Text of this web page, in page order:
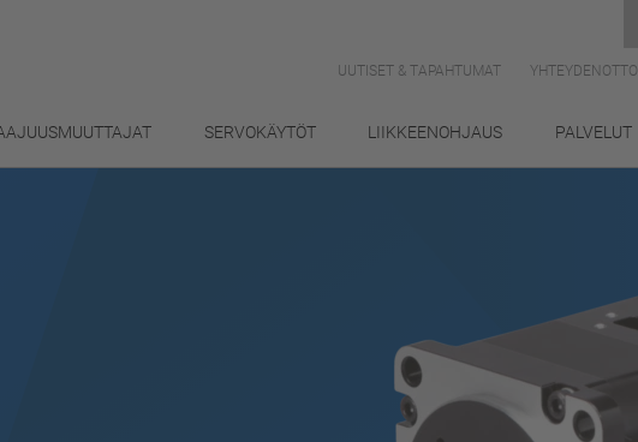
UUTISET & TAPAHTUMAT YHTEYDENOTTO
SERVOKÄYTÖT LIIKKEENOHJAUS PALVELUT